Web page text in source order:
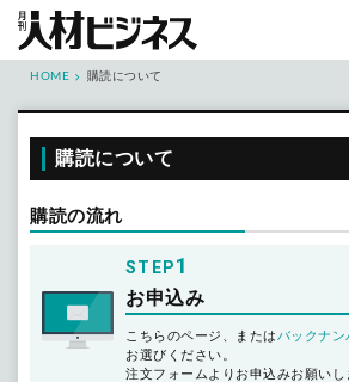
月刊 人材ビジ
HOME 購読について
購読について
購読の流れ
STEP1
お申込み
こちらのページ、またはバックナン
お選びください。
注文フォームよりお申込みお願いし